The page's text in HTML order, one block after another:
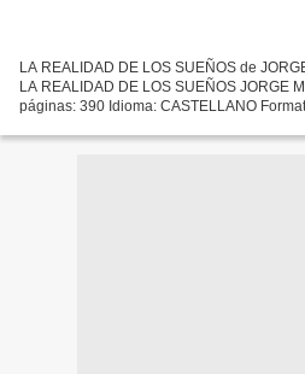
LA REALIDAD DE LOS SUEÑOS de
LA REALIDAD DE LOS SUEÑOS JORGE
páginas: 390 Idioma: CASTELLANO